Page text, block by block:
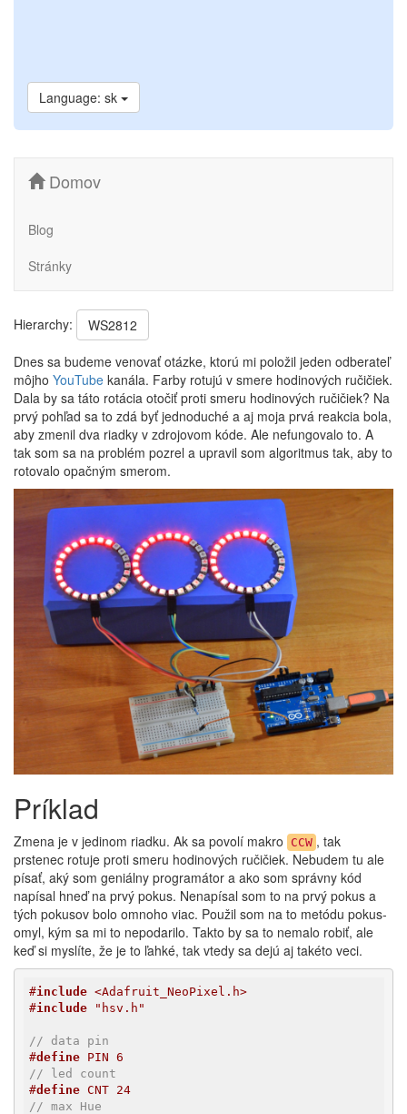
Language: sk
Domov
Blog
Stránky
Hierarchy:
WS2812
Dnes sa budeme venovať otázke, ktorú mi položil jeden odberateľ
môjho YouTube kanála. Farby rotujú v smere hodinových ručičiek.
Dala by sa táto rotácia otočiť proti smeru hodinových ručičiek? Na
prvý pohľad sa to zdá byť jednoduché a aj moja prvá reakcia bola,
aby zmenil dva riadky v zdrojovom kóde. Ale nefungovalo to. A
tak som sa na problém pozrel a upravil som algoritmus tak, aby to
rotovalo opačným smerom.
Príklad
Zmena je v jedinom riadku. Ak sa povolí makro CCW , tak
prstenec rotuje proti smeru hodinových ručičiek. Nebudem tu ale
písať, aký som geniálny programátor a ako som správny kód
napísal hneď na prvý pokus. Nenapísal som to na prvý pokus a
tých pokusov bolo omnoho viac. Použil som na to metódu pokus-
omyl, kým sa mi to nepodarilo. Takto by sa to nemalo robiť, ale
keď si myslíte, že je to ľahké, tak vtedy sa dejú aj takéto veci.
#include <Adafruit_NeoPixel.h>
#include "hsv.h"
// data pin
#define PIN 6
// led count
#define CNT 24
// max Hue